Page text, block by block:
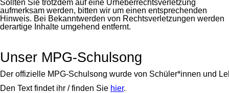
Sollten Sie trotzdem auf eine Urheberrechtsverletzung
aufmerksam werden, bitten wir um einen entsprechenden
Hinweis. Bei Bekanntwerden von Rechtsverletzungen werden
derartige Inhalte umgehend entfernt.
Unser MPG-Schulsong
Der offizielle MPG-Schulsong wurde von Schüler*innen und
Den Text findet ihr / finden Sie hier.